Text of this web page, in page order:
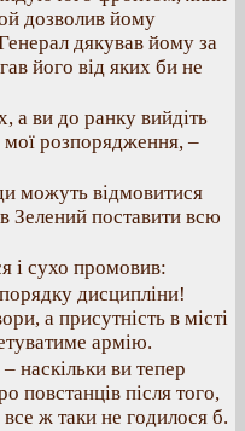
дозволив йому
дякував йому за
його від яких би не
а ви до ранку вийдіть
мої розпорядження, –
можуть відмовитися
Зелений поставити всю
і сухо промовив:
дисципліни!
а присутність в місті
армію.
наскільки ви тепер
повстанців після того,
ж таки не годилося б.